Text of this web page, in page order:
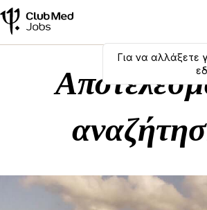
Hola,bonjour ,
Για να αλλάξετε